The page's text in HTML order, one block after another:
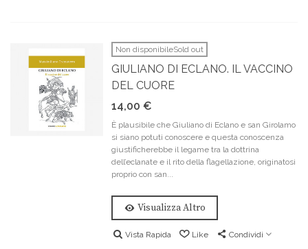
Non disponibileSold out
GIULIANO DI ECLANO. IL VACCINO
DEL CUORE
14,00 €
È plausibile che Giuliano di Eclano e san Girolamo
si siano potuti conoscere e questa conoscenza
giustificherebbe il legame tra la dottrina
dell’eclanate e il rito della flagellazione, originatosi
proprio con san...
Visualizza Altro
Vista Rapida Like Condividi